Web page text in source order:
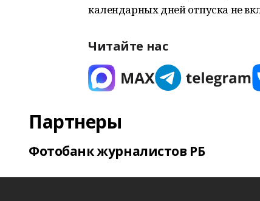
календарных дней отпуска не
Читайте нас
Партнеры
Фотобанк журналистов РБ